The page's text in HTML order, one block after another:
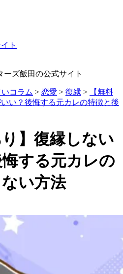
ト
ズ飯田の公式サイト
いコラム > 恋愛 > 復縁 >
【無料
い？後悔する元カレの特徴と後
り】復縁しない
する元カレの
い方法